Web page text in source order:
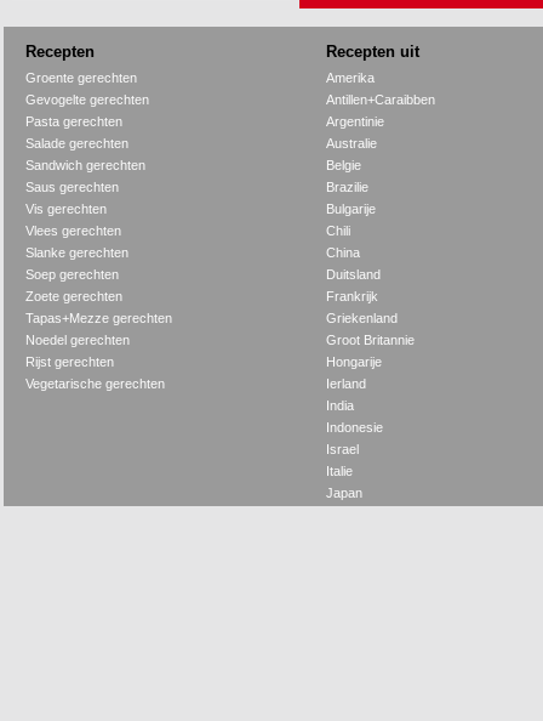
Recepten Recepten uit
Groente gerechten
Gevogelte gerechten
Pasta gerechten
Salade gerechten
Sandwich gerechten
Saus gerechten
Vis gerechten
Vlees gerechten
Slanke gerechten
Soep gerechten
Zoete gerechten
Tapas+Mezze gerechten
Noedel gerechten
Rijst gerechten
Vegetarische gerechten
Amerika
Antillen+Caraibben
Argentinie
Australie
Belgie
Brazilie
Bulgarije
Chili
China
Duitsland
Frankrijk
Griekenland
Groot Britannie
Hongarije
Ierland
India
Indonesie
Israel
Italie
Japan